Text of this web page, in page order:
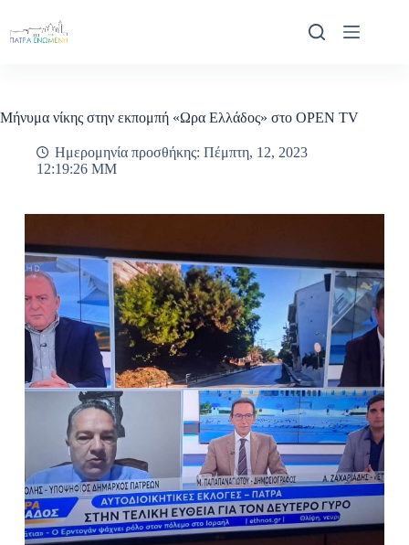
περιεχόμενο
Μήνυμα νίκης στην εκπομπή «Ωρα Ελλάδος» στο OPEN TV
Ημερομηνία προσθήκης: Πέμπτη, 12, 2023
12:19:26 ΜΜ